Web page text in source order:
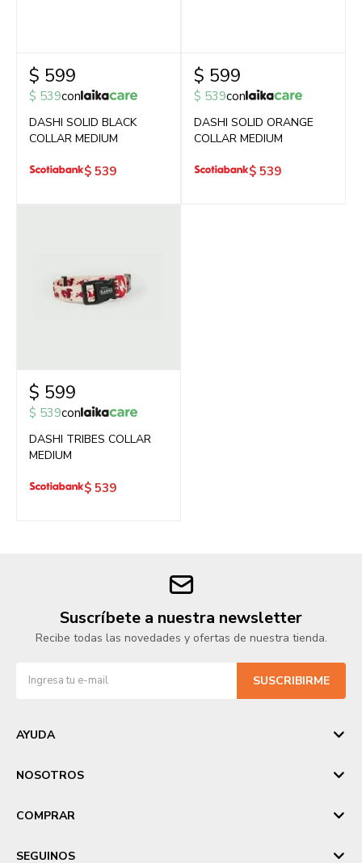
$ 599
$ 539con
DASHI SOLID BLACK
COLLAR MEDIUM
$ 539
$ 599
$ 539con
DASHI SOLID ORANGE
COLLAR MEDIUM
$ 539
$ 599
$ 539con
DASHI TRIBES COLLAR
MEDIUM
$ 539
Suscríbete a nuestra newsletter
Recibe todas las novedades y ofertas de nuestra tienda.
SUSCRIBIRME
AYUDA
NOSOTROS
COMPRAR
SEGUINOS